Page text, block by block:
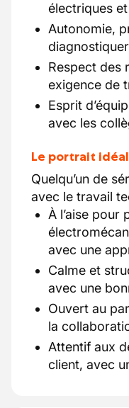
électriques
Autonomie,
Respect des
exigence de
Esprit
avec les
Le portrait
Quelqu’un de
avec le travail
À l’aise pour
avec une
Calme et
avec une
Ouvert au
la
Attentif aux
client, avec